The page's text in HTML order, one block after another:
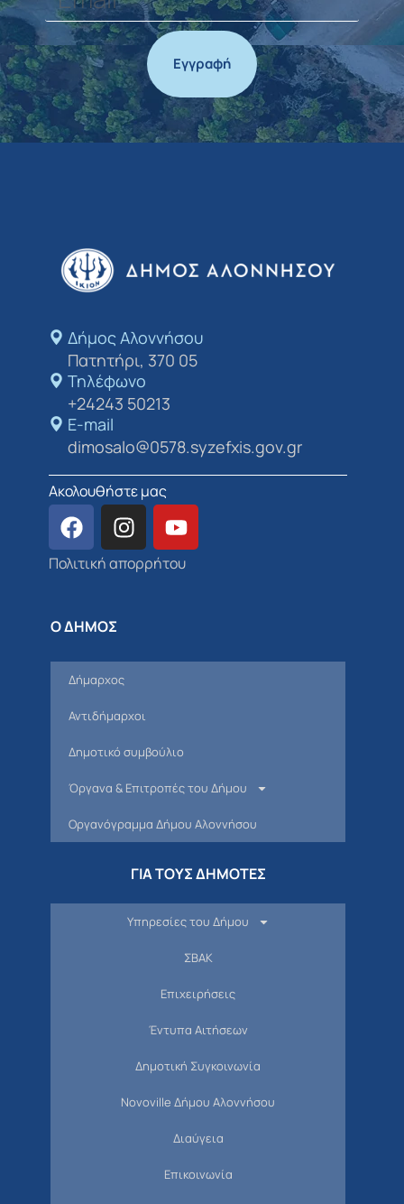
Εγγραφή
Δήμος Αλοννήσου​
Πατητήρι, 370 05
Τηλέφωνο
+24243 50213
E-mail
dimosalo@0578.syzefxis.gov.gr
Ακολουθήστε μας
Πολιτική απορρήτου
Ο ΔΗΜΟΣ
Δήμαρχος
Αντιδήμαρχοι
Δημοτικό συμβούλιο
Όργανα & Επιτροπές του Δήμου
Οργανόγραμμα Δήμου Αλοννήσου
ΓΙΑ ΤΟΥΣ ΔΗΜΟΤΕΣ
Υπηρεσίες του Δήμου
ΣΒΑΚ
Επιχειρήσεις
Έντυπα Αιτήσεων
Δημοτική Συγκοινωνία
Novoville Δήμου Αλοννήσου
Διαύγεια
Επικοινωνία